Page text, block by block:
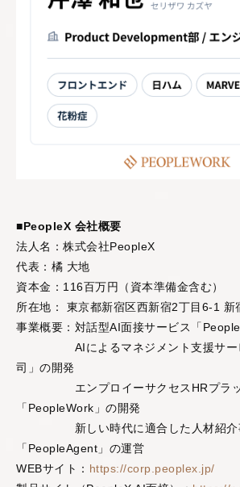
■PeopleX 会社概要
法人名：株式会社PeopleX
代表：橘 大地
資本金：116百万円（資本準備金含む）
所在地： 東京都新宿区西新宿2丁目6-1 新
事業概要：対話型AI面接サービス「
AIによるマネジメント支援サービ
司」の開発
エンプロイーサクセスHRプラッ
「PeopleWork」の開発
新しい時代に適合した人材紹介
「PeopleAgent」の運営
WEBサイト： https://corp.peoplex.jp/